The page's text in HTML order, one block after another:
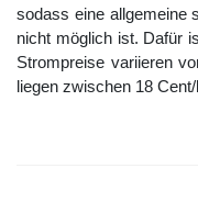
sodass eine allgemeine
nicht möglich ist. Dafür
Strompreise variieren
liegen zwischen 18